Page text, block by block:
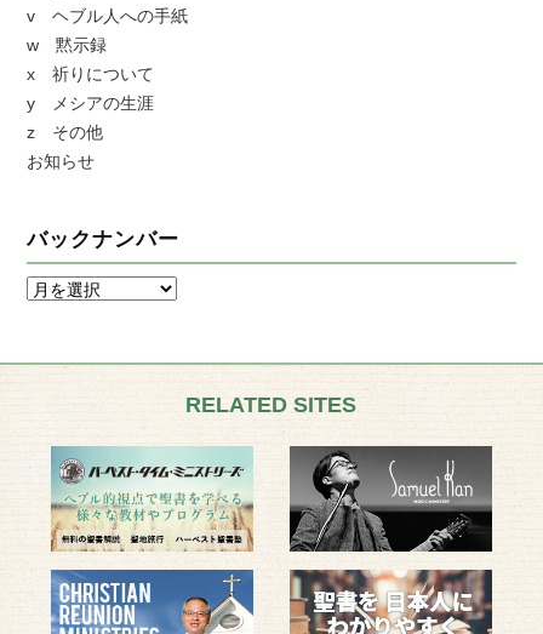
v ヘブル人への手紙
w 黙示録
x 祈りについて
y メシアの生涯
z その他
お知らせ
バックナンバー
RELATED SITES